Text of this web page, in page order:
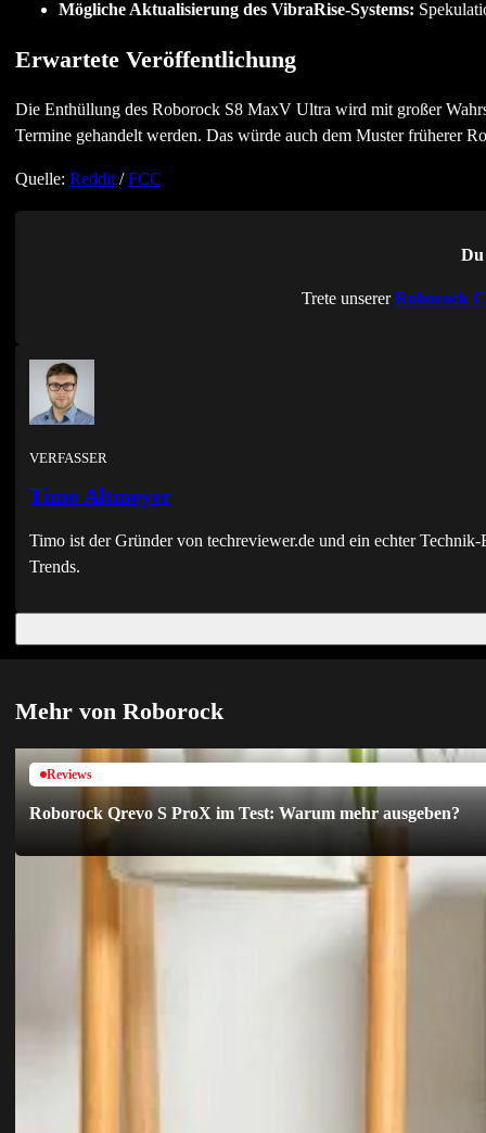
Mögliche Aktualisierung des VibraRise-Systems:
Erwartete Veröffentlichung
Die Enthüllung des Roborock S8 MaxV Ultra wird mit großer
Termine gehandelt werden. Das würde auch dem Muster früherer
Quelle: Reddit/FCC
Du
Trete unsererRoborock
VERFASSER
Timo Altmeyer
Timo ist der Gründer von techreviewer.de und ein echter
Trends.
Mehr von Roborock
Reviews
Roborock Qrevo S ProX im Test: Warum mehr ausgeben?